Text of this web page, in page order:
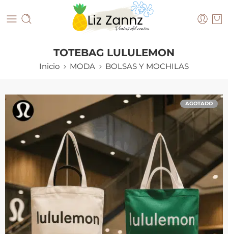
TOTEBAG LULULEMON
Inicio MODA BOLSAS Y MOCHILAS
AGOTADO